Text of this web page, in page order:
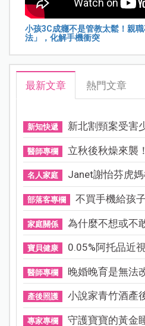
小孩3C成癮不是管教太鬆！親
法」，化解手機衝突
最新文章 熱門文章
新知快遞 新北割頸案受害
醫師專欄 立秋後秋燥來襲
名人家庭 Janet謝怡芬虎
部落客專欄 不買手機給孩
家庭關係 為什麼不想或不
寶貝健康 0.05%阿托品近
醫師專欄 晚婚晚育是無法
產後照護 小說家青竹酒產
專家專欄 守護寶寶的黃金